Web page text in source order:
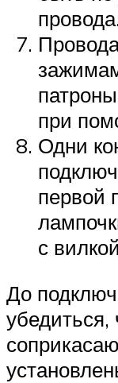
при
Одни
первой
с
До
убедиться,